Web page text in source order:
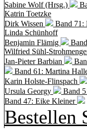
Sabine Wolf (Hrsg.)
Katrin Toetzke
Dirk Wissen
Band 71:
Linda Schünhoff
Benjamin Flämig
Wilfried Sühl-
Jan-Pieter Barbian
Band 61: Martina
Karin Holste-Flinspach
Ursula Georgy
Band
Band 47: Eike Kleiner
Bestellen